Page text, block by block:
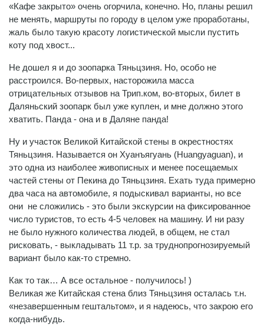
«Кафе закрыто» очень огорчила, конечно. Но, планы решил
не менять, маршруты по городу в целом уже проработаны,
жаль было такую красоту логистической мысли пустить
коту под хвост...
Не дошел я и до зоопарка Тяньцзиня. Но, особо не
расстроился. Во-первых, насторожила масса
отрицательных отзывов на Трип.ком, во-вторых, билет в
Даляньский зоопарк был уже куплен, и мне должно этого
хватить. Панда - она и в Даляне панда!
Ну и участок Великой Китайской стены в окрестностях
Тяньцзиня. Называется он Хуанъягуань (Huangyaguan), и
это одна из наиболее живописных и менее посещаемых
частей стены от Пекина до Тяньцзиня. Ехать туда примерно
два часа на автомобиле, я подыскивал варианты, но все
они не сложились - это были экскурсии на фиксированное
число туристов, то есть 4-5 человек на машину. И ни разу
не было нужного количества людей, в общем, не стал
рисковать, - выкладывать 11 т.р. за труднопрогнозируемый
вариант было как-то стремно.
Как то так… А все остальное - получилось! )
Великая же Китайская стена близ Тяньцзиня осталась т.н.
«незавершенным гештальтом», и я надеюсь, что закрою его
когда-нибудь.